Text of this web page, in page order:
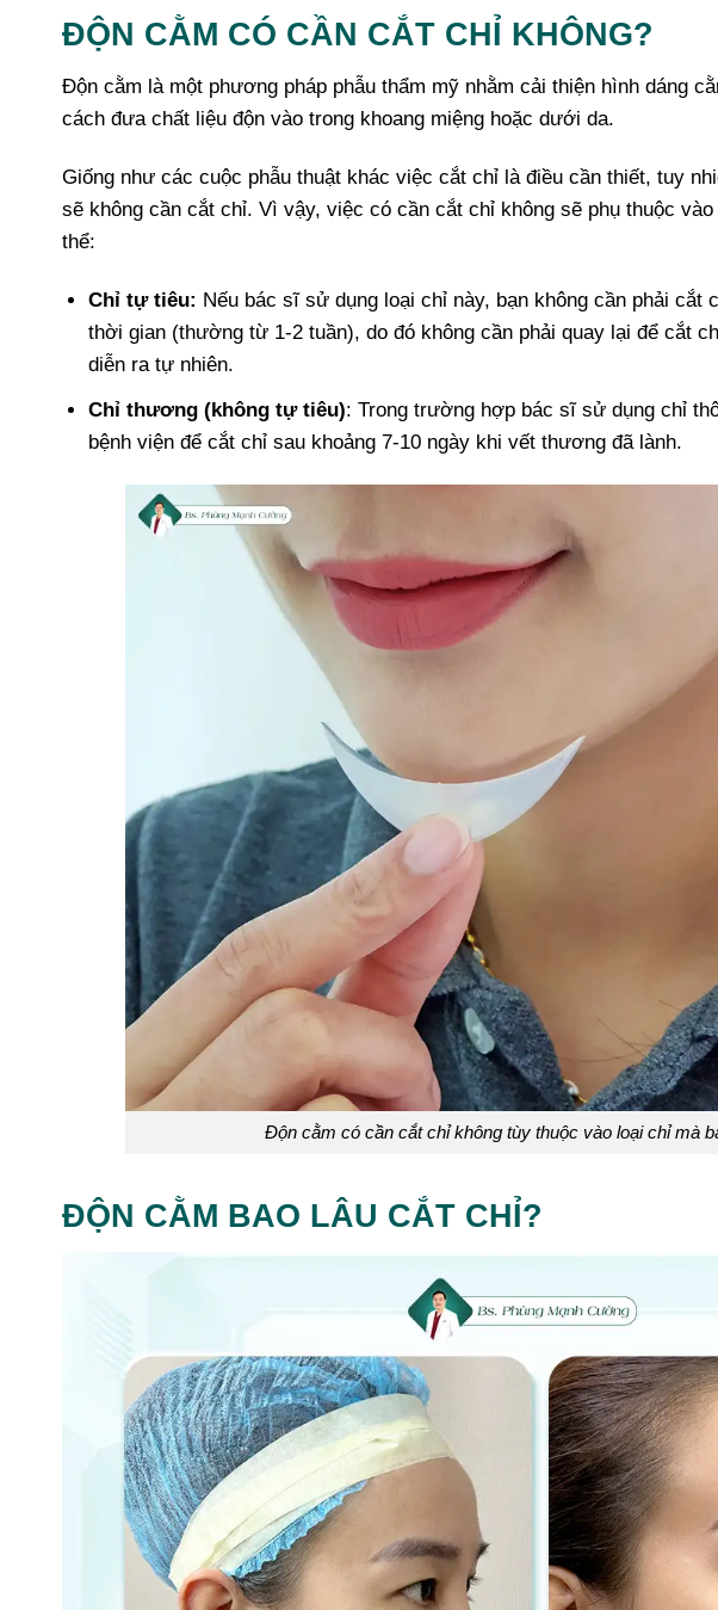
ĐỘN CẰM CÓ CẦN CẮT CHỈ KHÔNG?
Độn cằm là một phương pháp phẫu thẩm mỹ nhằm cải thiện hình dáng
cách đưa chất liệu độn vào trong khoang miệng hoặc dưới da.
Giống như các cuộc phẫu thuật khác việc cắt chỉ là điều cần thiết, tuy
sẽ không cần cắt chỉ. Vì vậy, việc có cần cắt chỉ không sẽ phụ thuộc
thể:
Chỉ tự tiêu: Nếu bác sĩ sử dụng loại chỉ này, bạn không cần phải cắt
thời gian (thường từ 1-2 tuần), do đó không cần phải quay lại để cắt
diễn ra tự nhiên.
Chỉ thương (không tự tiêu): Trong trường hợp bác sĩ sử dụng chỉ
bệnh viện để cắt chỉ sau khoảng 7-10 ngày khi vết thương đã lành.
Độn cằm có cần cắt chỉ không tùy thuộc vào loại chỉ mà
ĐỘN CẰM BAO LÂU CẮT CHỈ?